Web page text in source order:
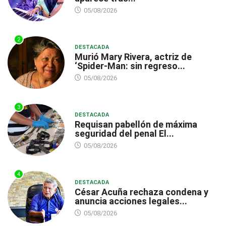
05/08/2026
2
DESTACADA
Murió Mary Rivera, actriz de
‘Spider-Man: sin regreso...
05/08/2026
3
DESTACADA
Requisan pabellón de máxima
seguridad del penal El...
05/08/2026
4
DESTACADA
César Acuña rechaza condena y
anuncia acciones legales...
05/08/2026